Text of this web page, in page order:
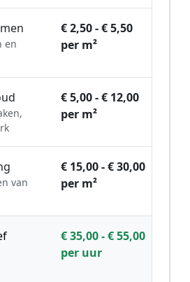
en
€ 2,50 - € 5,50
per m²
€ 5,00 - € 12,00
per m²
van
€ 15,00 - € 30,00
per m²
€ 35,00 - € 55,00
per uur